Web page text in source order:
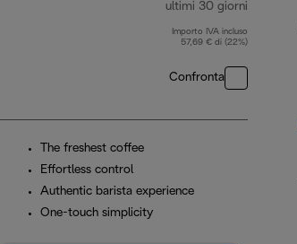
ultimi 30 giorni
Importo IVA incluso
57,69 € di (22%)
Confronta
The freshest coffee
Effortless control
Authentic barista experience
One-touch simplicity